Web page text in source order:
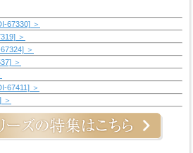
67330] ＞
＞
＞
＞
67411] ＞
＞